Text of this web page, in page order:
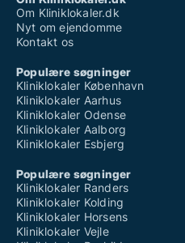
Om Kliniklokaler.dk
Nyt om ejendomme
Kontakt os
Populære søgninger
Kliniklokaler København
Kliniklokaler Aarhus
Kliniklokaler Odense
Kliniklokaler Aalborg
Kliniklokaler Esbjerg
Populære søgninger
Kliniklokaler Randers
Kliniklokaler Kolding
Kliniklokaler Horsens
Kliniklokaler Vejle